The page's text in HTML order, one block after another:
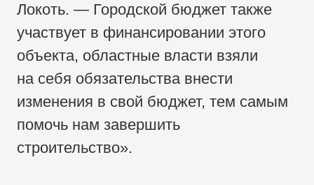
Локоть. — Городской бюджет также
участвует в финансировании этого
объекта, областные власти взяли
на себя обязательства внести
изменения в свой бюджет, тем самым
помочь нам завершить
строительство».